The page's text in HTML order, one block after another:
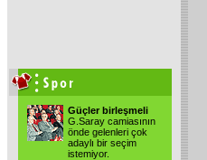
Güçler birleşmeli
G.Saray camiasının
önde gelenleri çok
adaylı bir seçim
istemiyor.